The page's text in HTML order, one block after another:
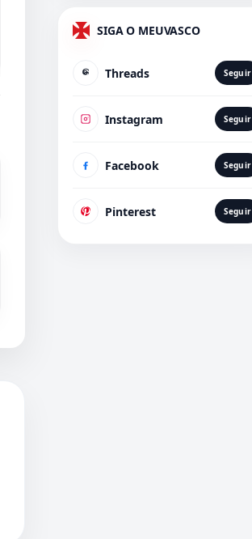
SIGA O MEUVASCO
Threads Seguir
Instagram Seguir
Facebook Seguir
Pinterest Seguir